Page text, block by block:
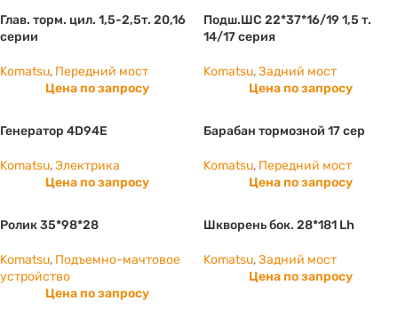
Глав. торм. цил. 1,5-2,5т. 20,16
серии
Komatsu, Передний мост
Цена по запросу
Подш.ШС 22*37*16/19 1,5 т.
14/17 серия
Komatsu,Задний мост
Цена по запросу
Генератор 4D94E
Komatsu,Электрика
Цена по запросу
Барабан тормозной 17 сер
Komatsu, Передний мост
Цена по запросу
Ролик 35*98*28
Komatsu, Подъемно-мачтовое
устройство
Цена по запросу
Шкворень бок. 28*181 Lh
Komatsu,Задний мост
Цена по запросу